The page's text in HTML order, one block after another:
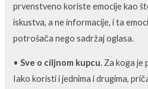
prvenstveno koriste emocije kao
iskustva, a ne informacije, i ta
potrošača nego sadržaj oglasa.
•Sve o ciljnom kupcu. Za koga je
Iako koristi i jednima i drugima,